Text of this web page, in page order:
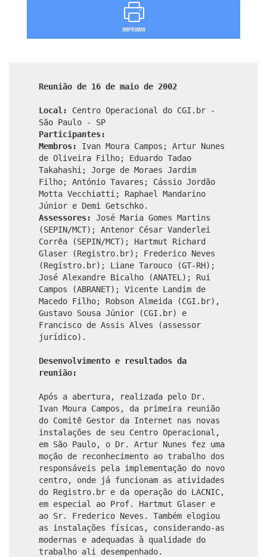
Reunião de 16 de maio de 2002
Local:
Centro Operacional do CGI.br -
São Paulo - SP
Participantes:
Membros:
Ivan Moura Campos; Artur Nunes
de Oliveira Filho; Eduardo Tadao
Takahashi; Jorge de Moraes Jardim
Filho; António Tavares; Cássio Jordão
Motta Vecchiatti; Raphael Mandarino
Júnior e Demi Getschko.
Assessores:
José Maria Gomes Martins
(SEPIN/MCT); Antenor César Vanderlei
Corrêa (SEPIN/MCT); Hartmut Richard
Glaser (Registro.br); Frederico Neves
(Registro.br); Liane Tarouco (GT-RH);
José Alexandre Bicalho (ANATEL); Rui
Campos (ABRANET); Vicente Landim de
Macedo Filho; Robson Almeida (CGI.br),
Gustavo Sousa Júnior (CGI.br) e
Francisco de Assis Alves (assessor
jurídico).
Desenvolvimento e resultados da
reunião:
Após a abertura, realizada pelo Dr.
Ivan Moura Campos, da primeira reunião
do Comitê Gestor da Internet nas novas
instalações de seu Centro Operacional,
em São Paulo, o Dr. Artur Nunes fez uma
moção de reconhecimento ao trabalho dos
responsáveis pela implementação do novo
centro, onde já funcionam as atividades
do Registro.br e da operação do LACNIC,
em especial ao Prof. Hartmut Glaser e
ao Sr. Frederico Neves. Também elogiou
as instalações físicas, considerando-as
modernas e adequadas à qualidade do
trabalho ali desempenhado.